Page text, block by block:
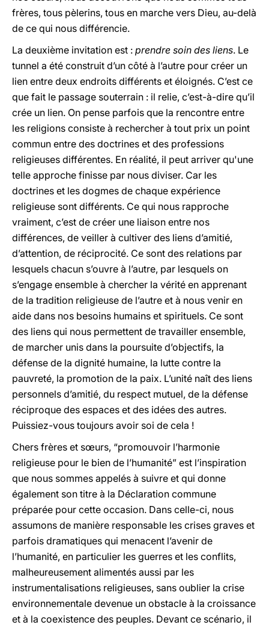
frères, tous pèlerins, tous en marche vers Dieu, au-delà
de ce qui nous différencie.
La deuxième invitation est : prendre soin des liens. Le
tunnel a été construit d’un côté à l’autre pour créer un
lien entre deux endroits différents et éloignés. C’est ce
que fait le passage souterrain : il relie, c’est-à-dire qu’il
crée un lien. On pense parfois que la rencontre entre
les religions consiste à rechercher à tout prix un point
commun entre des doctrines et des professions
religieuses différentes. En réalité, il peut arriver qu'une
telle approche finisse par nous diviser. Car les
doctrines et les dogmes de chaque expérience
religieuse sont différents. Ce qui nous rapproche
vraiment, c’est de créer une liaison entre nos
différences, de veiller à cultiver des liens d’amitié,
d’attention, de réciprocité. Ce sont des relations par
lesquels chacun s’ouvre à l’autre, par lesquels on
s’engage ensemble à chercher la vérité en apprenant
de la tradition religieuse de l’autre et à nous venir en
aide dans nos besoins humains et spirituels. Ce sont
des liens qui nous permettent de travailler ensemble,
de marcher unis dans la poursuite d’objectifs, la
défense de la dignité humaine, la lutte contre la
pauvreté, la promotion de la paix. L’unité naît des liens
personnels d’amitié, du respect mutuel, de la défense
réciproque des espaces et des idées des autres.
Puissiez-vous toujours avoir soi de cela !
Chers frères et sœurs, “promouvoir l’harmonie
religieuse pour le bien de l’humanité” est l’inspiration
que nous sommes appelés à suivre et qui donne
également son titre à la Déclaration commune
préparée pour cette occasion. Dans celle-ci, nous
assumons de manière responsable les crises graves et
parfois dramatiques qui menacent l’avenir de
l’humanité, en particulier les guerres et les conflits,
malheureusement alimentés aussi par les
instrumentalisations religieuses, sans oublier la crise
environnementale devenue un obstacle à la croissance
et à la coexistence des peuples. Devant ce scénario, il